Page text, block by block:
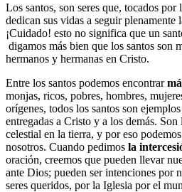
Los santos, son seres que, tocados
dedican sus vidas a seguir plenamente
¡Cuidado! esto no significa que un
digamos más bien que los santos son
hermanos y hermanas en Cristo.
Entre los santos podemos encontrar
monjas, ricos, pobres, hombres,
orígenes, todos los santos son
entregadas a Cristo y a los demás.
celestial en la tierra, y por eso
nosotros. Cuando pedimos la
oración, creemos que pueden llevar
ante Dios; pueden ser intenciones por
seres queridos, por la Iglesia por el